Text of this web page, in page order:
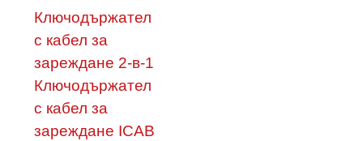
Ключодържател
с кабел за
зареждане 2-в-1
Ключодържател
с кабел за
зареждане ICAB